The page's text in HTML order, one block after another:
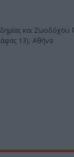
και Ζωοδόχου
13), Αθήνα